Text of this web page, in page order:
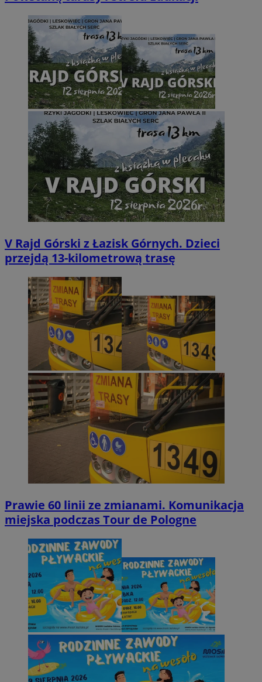
V Rajd Górski z Łazisk Górnych. Dzieci
przejdą 13-kilometrową trasę
Prawie 60 linii ze zmianami. Komunikacja
miejska podczas Tour de Pologne